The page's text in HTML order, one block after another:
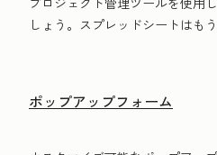
しょう。スプレッドシートはも
ポップアップフォーム